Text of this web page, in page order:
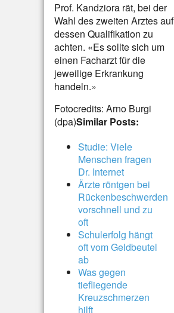
Prof. Kandziora rät, bei der
Wahl des zweiten Arztes auf
dessen Qualifikation zu
achten. «Es sollte sich um
einen Facharzt für die
jeweilige Erkrankung
handeln.»
Fotocredits: Arno Burgi
(dpa)Similar Posts:
Studie: Viele
Menschen fragen
Dr. Internet
Ärzte röntgen bei
Rückenbeschwerden
vorschnell und zu
oft
Schulerfolg hängt
oft vom Geldbeutel
ab
Was gegen
tiefliegende
Kreuzschmerzen
hilft